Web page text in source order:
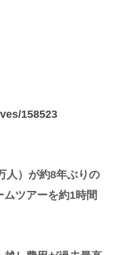
158523
人）が約8年ぶりの
ツアーを約1時間